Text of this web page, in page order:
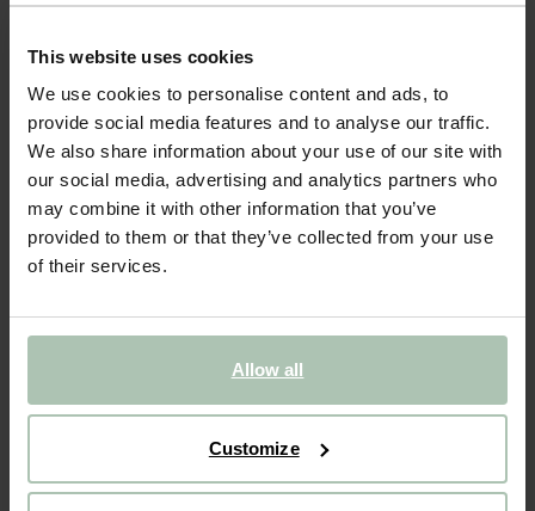
This website uses cookies
We use cookies to personalise content and ads, to
provide social media features and to analyse our traffic.
We also share information about your use of our site with
our social media, advertising and analytics partners who
may combine it with other information that you’ve
provided to them or that they’ve collected from your use
of their services.
Allow all
Customize
1849.00
Ce canapé 3 places de la collection King de Sissy-Boy complète
magnifiquement chaque intérieur. Le rembourrage du canapé est
constitué de mousse haute résilience de qualité recouverte de
duvet, garantissant une assise confortable....
Lire plus
1 Choisir le modèle
AJOUTER AU PANIER
Nous préparons le banc pour qu'il soit prêt à l'emploi.
Nous emportons les matériaux d'emballage